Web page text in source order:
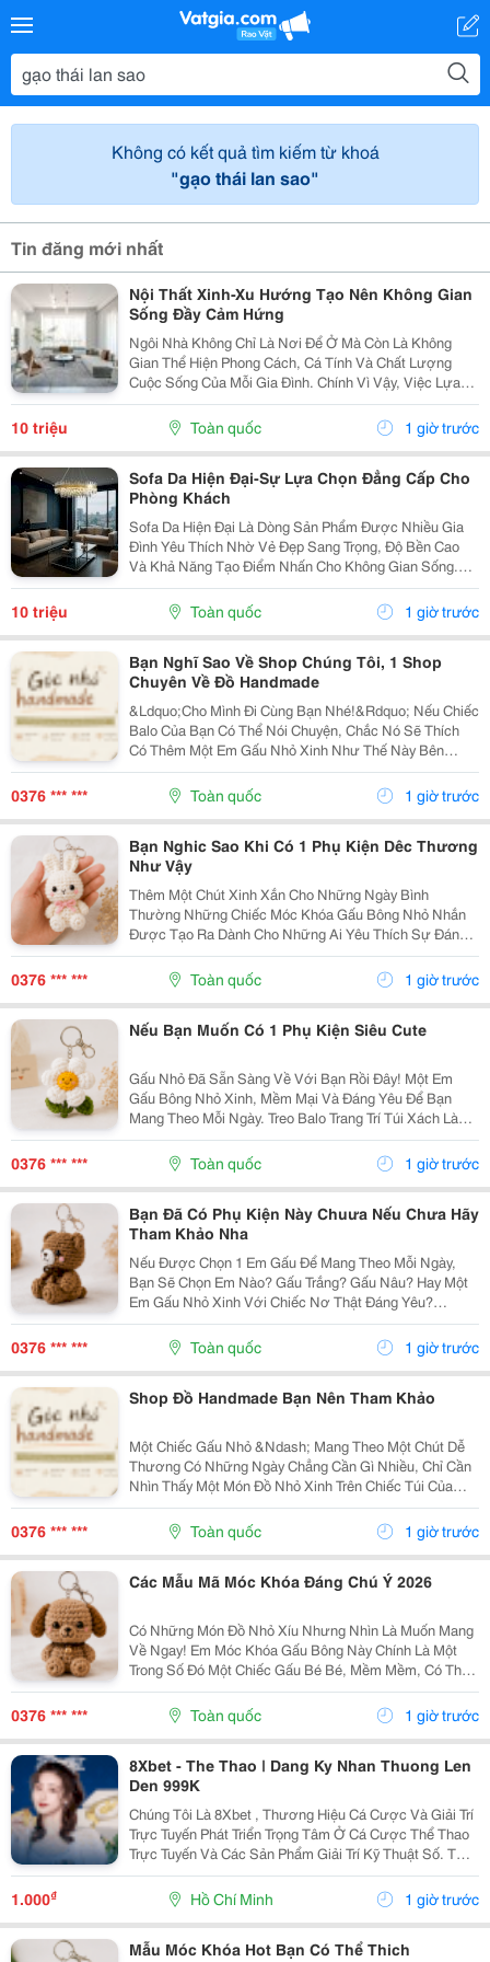
Không có kết quả tìm kiếm từ khoá
"gạo thái lan sao"
Tin đăng mới nhất
Nội Thất Xinh-Xu Hướng Tạo Nên Không Gian
Sống Đầy Cảm Hứng
Ngôi Nhà Không Chỉ Là Nơi Để Ở Mà Còn Là Không
Gian Thể Hiện Phong Cách, Cá Tính Và Chất Lượng
Cuộc Sống Của Mỗi Gia Đình. Chính Vì Vậy, Việc Lựa
Chọn Nội Thất Xinh Đang Trở Thành Xu Hướng Được
Nhiều Người Quan Tâm Khi Muốn Biến Không Gian
Sống Trở...
10 triệu Toàn quốc 1 giờ trước
Sofa Da Hiện Đại-Sự Lựa Chọn Đẳng Cấp Cho
Phòng Khách
Sofa Da Hiện Đại Là Dòng Sản Phẩm Được Nhiều Gia
Đình Yêu Thích Nhờ Vẻ Đẹp Sang Trọng, Độ Bền Cao
Và Khả Năng Tạo Điểm Nhấn Cho Không Gian Sống.
Với Thiết Kế Tinh Tế Cùng Chất Liệu Da Cao Cấp, Sofa
Không Chỉ Mang Lại Cảm Giác Thoải Mái Mà Còn Thể...
10 triệu Toàn quốc 1 giờ trước
Bạn Nghĩ Sao Về Shop Chúng Tôi, 1 Shop
Chuyên Về Đồ Handmade
&Ldquo;Cho Mình Đi Cùng Bạn Nhé!&Rdquo; Nếu Chiếc
Balo Của Bạn Có Thể Nói Chuyện, Chắc Nó Sẽ Thích
Có Thêm Một Em Gấu Nhỏ Xinh Như Thế Này Bên
Cạnh. Từ Những Buổi Đi Học, Đi Làm, Đi Cà Phê Hay
Những Chuyến Đi Chơi Cuối Tuần, Em Móc Khóa Gấu
Bông...
0376 *** *** Toàn quốc 1 giờ trước
Bạn Nghic Sao Khi Có 1 Phụ Kiện Dêc Thương
Như Vậy
Thêm Một Chút Xinh Xắn Cho Những Ngày Bình
Thường Những Chiếc Móc Khóa Gấu Bông Nhỏ Nhắn
Được Tạo Ra Dành Cho Những Ai Yêu Thích Sự Đáng
Yêu Và Những Món Đồ Có Dấu Ấn Riêng. Từ Chiếc Balo
Đi Học, Túi Xách Đi Chơi Đến Chùm Chìa Khóa Quen
Thuộc,...
0376 *** *** Toàn quốc 1 giờ trước
Nếu Bạn Muốn Có 1 Phụ Kiện Siêu Cute
Gấu Nhỏ Đã Sẵn Sàng Về Với Bạn Rồi Đây! Một Em
Gấu Bông Nhỏ Xinh, Mềm Mại Và Đáng Yêu Để Bạn
Mang Theo Mỗi Ngày. Treo Balo Trang Trí Túi Xách Làm
Móc Khóa Tặng Người Bạn Yêu Quý
Gocnhohandmade.com Không Cần Quá Nhiều Phụ
Kiện, Chỉ Một Em Gấu...
0376 *** *** Toàn quốc 1 giờ trước
Bạn Đã Có Phụ Kiện Này Chuưa Nếu Chưa Hãy
Tham Khảo Nha
Nếu Được Chọn 1 Em Gấu Để Mang Theo Mỗi Ngày,
Bạn Sẽ Chọn Em Nào? Gấu Trắng? Gấu Nâu? Hay Một
Em Gấu Nhỏ Xinh Với Chiếc Nơ Thật Đáng Yêu?
Những Chiếc Móc Khóa Gấu Bông Không Chỉ Là Phụ
Kiện Treo Túi Mà Còn Là Một Cách Để Bạn Thêm Chút
Cá Tính Vào...
0376 *** *** Toàn quốc 1 giờ trước
Shop Đồ Handmade Bạn Nên Tham Khảo
Một Chiếc Gấu Nhỏ &Ndash; Mang Theo Một Chút Dễ
Thương Có Những Ngày Chẳng Cần Gì Nhiều, Chỉ Cần
Nhìn Thấy Một Món Đồ Nhỏ Xinh Trên Chiếc Túi Của
Mình Cũng Đủ Thấy Vui Rồi Những Em Móc Khóa Gấu
Bông Được Làm Với Kiểu Dáng Đáng Yêu, Nhỏ Gọn,
Thích...
0376 *** *** Toàn quốc 1 giờ trước
Các Mẫu Mã Móc Khóa Đáng Chú Ý 2026
Có Những Món Đồ Nhỏ Xíu Nhưng Nhìn Là Muốn Mang
Về Ngay! Em Móc Khóa Gấu Bông Này Chính Là Một
Trong Số Đó Một Chiếc Gấu Bé Bé, Mềm Mềm, Có Thể
Treo Trên Balo, Túi Xách Hay Chìa Khóa. Mỗi Lần Nhìn
Thấy Lại Thấy Chiếc Túi Của Mình Đáng Yêu Hơn Một...
0376 *** *** Toàn quốc 1 giờ trước
8Xbet - The Thao | Dang Ky Nhan Thuong Len
Den 999K
Chúng Tôi Là 8Xbet , Thương Hiệu Cá Cược Và Giải Trí
Trực Tuyến Phát Triển Trọng Tâm Ở Cá Cược Thể Thao
Trực Tuyến Và Các Sản Phẩm Giải Trí Kỹ Thuật Số. Từ
Năm 2024, 8Xbet Trở Thành Đối Tác Cá Cược Chính
Thức Tại Khu Vực Châu Á &Ndash; Thái Bình...
1.000₫ Hồ Chí Minh 1 giờ trước
Mẫu Móc Khóa Hot Bạn Có Thể Thich